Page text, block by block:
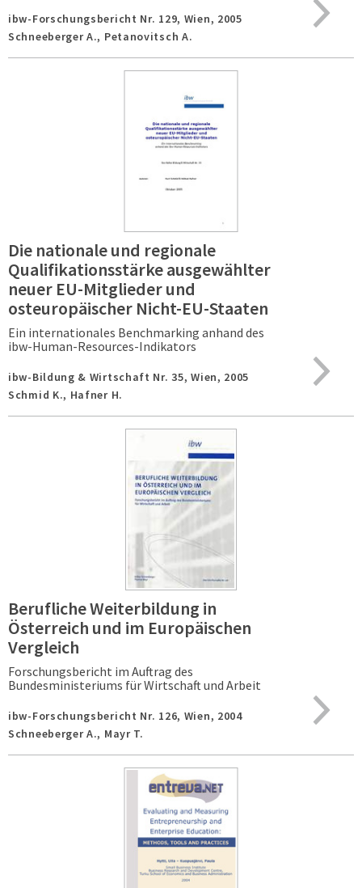
ibw-Forschungsbericht Nr. 129, Wien, 2005
Schneeberger A., Petanovitsch A.
Die nationale und regionale
Qualifikationsstärke ausgewählter
neuer EU-Mitglieder und
osteuropäischer Nicht-EU-Staaten
Ein internationales Benchmarking anhand des
ibw-Human-Resources-Indikators
ibw-Bildung & Wirtschaft Nr. 35,Wien, 2005
Schmid K., Hafner H.
Berufliche Weiterbildung in
Österreich und im Europäischen
Vergleich
Forschungsbericht im Auftrag des
Bundesministeriums für Wirtschaft und Arbeit
ibw-Forschungsbericht Nr. 126, Wien, 2004
Schneeberger A., Mayr T.